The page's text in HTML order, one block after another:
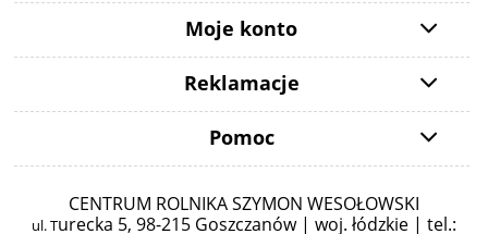
Moje konto
Reklamacje
Pomoc
CENTRUM ROLNIKA SZYMON WESOŁOWSKI
ul. Turecka 5, 98-215 Goszczanów | woj. łódzkie | tel.: